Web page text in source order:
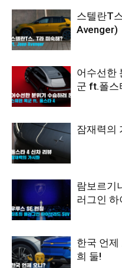
스텔란T
Avenger)
어수선한
군 ft.폴스
잠재력의
람보르기
러그인 하
한국 언제
희 둘!